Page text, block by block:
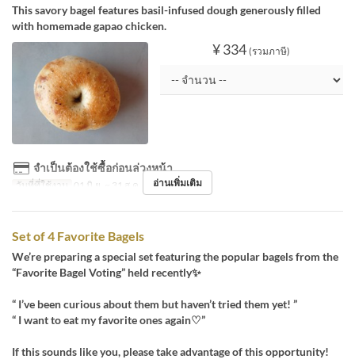
This savory bagel features basil-infused dough generously filled
with homemade gapao chicken.
¥ 334 (รวมภาษี)
จำเป็นต้องใช้ซื้อก่อนล่วงหน้า
วันที่ที่ใช้งาน 01 มิ.ย. ~ 31 ส.ค. อ่านเพิ่มเติม
Set of 4 Favorite Bagels
We’re preparing a special set featuring the popular bagels from the
“Favorite Bagel Voting” held recently✨
“ I’ve been curious about them but haven’t tried them yet! ”
“ I want to eat my favorite ones again♡”
If this sounds like you, please take advantage of this opportunity!